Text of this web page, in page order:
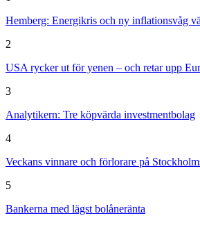
Hemberg: Energikris och ny inflationsvåg
2
USA rycker ut för yenen – och retar upp
3
Analytikern: Tre köpvärda investmentbolag
4
Veckans vinnare och förlorare på
5
Bankerna med lägst bolåneränta